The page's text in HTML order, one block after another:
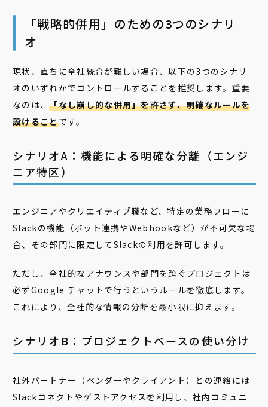
「戦略的併用」のための3つのシナリ
オ
現状、直ちに全社統合が難しい場合、以下の3つのシナリ
オのいずれかでコントロールすることを推奨します。重要
なのは、「なし崩し的な併用」を許さず、明確なルールを
設けることです。
シナリオA：機能による明確な分離（エンジ
ニア特区）
エンジニアやクリエイティブ職など、特定の業務フローに
Slackの機能（ボット連携やWebhookなど）が不可欠な場
合、その部門に限定してSlackの利用を許可します。
ただし、全社的なアナウンスや部門を跨ぐプロジェクトは
必ずGoogle チャットで行うというルールを徹底します。
これにより、全社的な情報の分断を最小限に抑えます。
シナリオB：プロジェクトベースの使い分け
社外パートナー（ベンダーやクライアント）との連絡には
Slackコネクトやゲストアクセスを利用し、社内コミュニ